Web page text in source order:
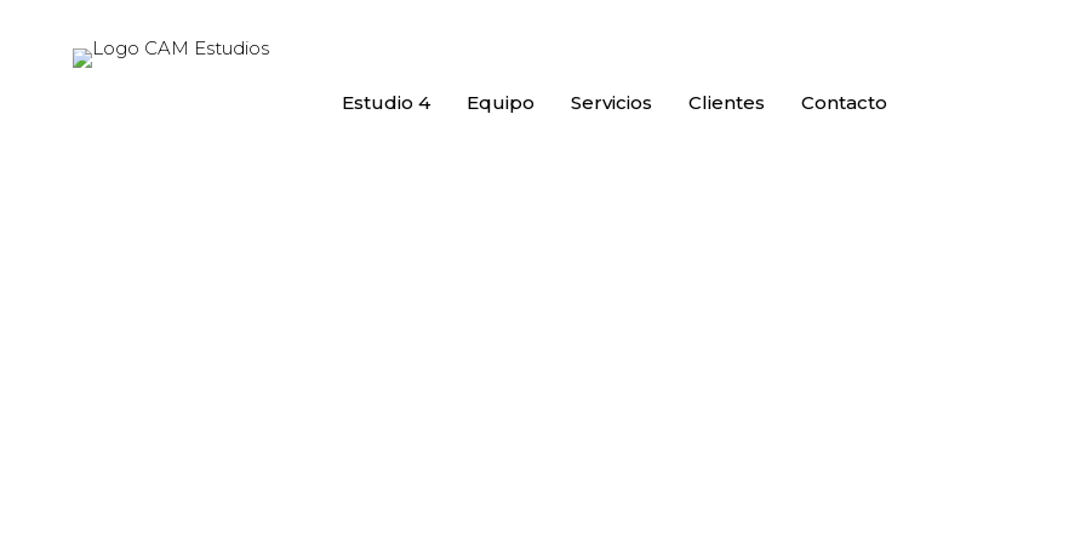
Estudio 4 Equipo Servicios Clientes Contacto